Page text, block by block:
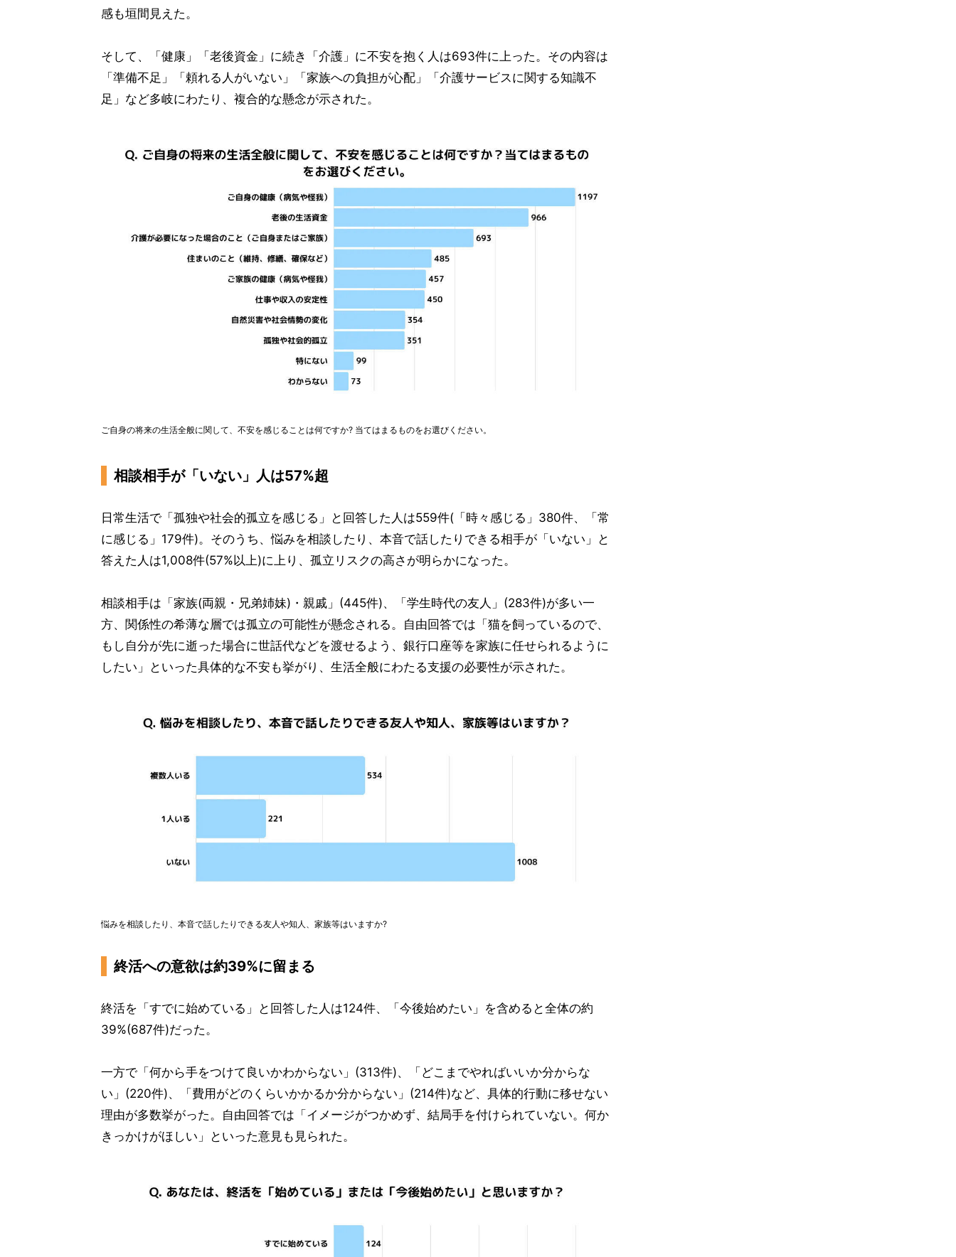
感も垣間見えた。
そして、「健康」「老後資金」に続き「介護」に不安を抱く人は693件に上った。その内容は
「準備不足」「頼れる人がいない」「家族への負担が心配」「介護サービスに関する知識不
足」など多岐にわたり、複合的な懸念が示された。
ご自身の将来の生活全般に関して、不安を感じることは何ですか? 当てはまるものをお選びください。
相談相手が「いない」人は57%超
日常生活で「孤独や社会的孤立を感じる」と回答した人は559件(「時々感じる」380件、「常
に感じる」179件)。そのうち、悩みを相談したり、本音で話したりできる相手が「いない」と
答えた人は1,008件(57%以上)に上り、孤立リスクの高さが明らかになった。
相談相手は「家族(両親・兄弟姉妹)・親戚」(445件)、「学生時代の友人」(283件)が多い一
方、関係性の希薄な層では孤立の可能性が懸念される。自由回答では「猫を飼っているので、
もし自分が先に逝った場合に世話代などを渡せるよう、銀行口座等を家族に任せられるように
したい」といった具体的な不安も挙がり、生活全般にわたる支援の必要性が示された。
悩みを相談したり、本音で話したりできる友人や知人、家族等はいますか?
終活への意欲は約39%に留まる
終活を「すでに始めている」と回答した人は124件、「今後始めたい」を含めると全体の約
39%(687件)だった。
一方で「何から手をつけて良いかわからない」(313件)、「どこまでやればいいか分からな
い」(220件)、「費用がどのくらいかかるか分からない」(214件)など、具体的行動に移せない
理由が多数挙がった。自由回答では「イメージがつかめず、結局手を付けられていない。何か
きっかけがほしい」といった意見も見られた。